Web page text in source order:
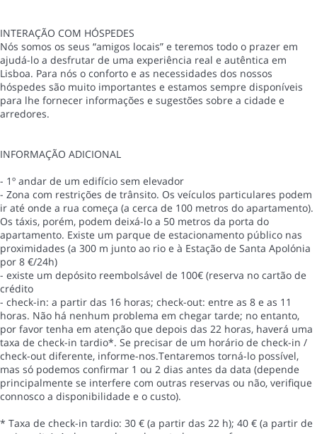
INTERAÇÃO COM HÓSPEDES
Nós somos os seus “amigos locais” e teremos todo o prazer em
ajudá-lo a desfrutar de uma experiência real e autêntica em
Lisboa. Para nós o conforto e as necessidades dos nossos
hóspedes são muito importantes e estamos sempre disponíveis
para lhe fornecer informações e sugestões sobre a cidade e
arredores.
INFORMAÇÃO ADICIONAL
- 1º andar de um edifício sem elevador
- Zona com restrições de trânsito. Os veículos particulares podem
ir até onde a rua começa (a cerca de 100 metros do apartamento).
Os táxis, porém, podem deixá-lo a 50 metros da porta do
apartamento. Existe um parque de estacionamento público nas
proximidades (a 300 m junto ao rio e à Estação de Santa Apolónia
por 8 €/24h)
- existe um depósito reembolsável de 100€ (reserva no cartão de
crédito
- check-in: a partir das 16 horas; check-out: entre as 8 e as 11
horas. Não há nenhum problema em chegar tarde; no entanto,
por favor tenha em atenção que depois das 22 horas, haverá uma
taxa de check-in tardio*. Se precisar de um horário de check-in /
check-out diferente, informe-nos.Tentaremos torná-lo possível,
mas só podemos confirmar 1 ou 2 dias antes da data (depende
principalmente se interfere com outras reservas ou não, verifique
connosco a disponibilidade e o custo).
* Taxa de check-in tardio: 30 € (a partir das 22 h); 40 € (a partir de